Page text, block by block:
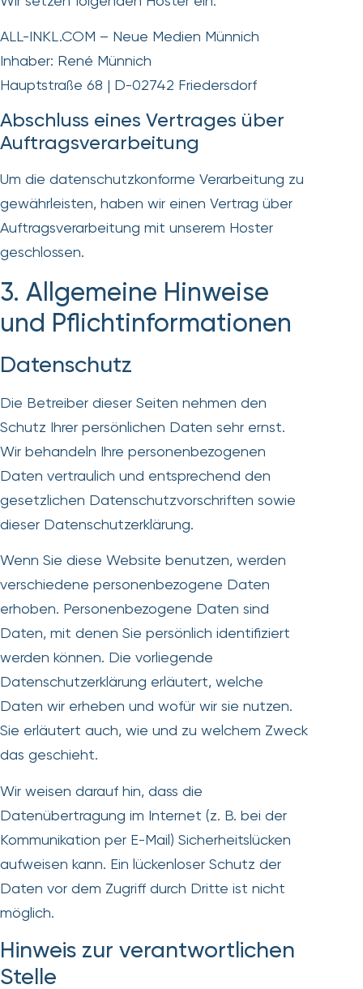
ALL-INKL.COM – Neue Medien Münnich
Inhaber: René Münnich
Hauptstraße 68 | D-02742 Friedersdorf
Abschluss eines Vertrages über
Auftragsverarbeitung
Um die datenschutzkonforme Verarbeitung zu
gewährleisten, haben wir einen Vertrag über
Auftragsverarbeitung mit unserem Hoster
geschlossen.
3. Allgemeine Hinweise
und Pflicht­informationen
Datenschutz
Die Betreiber dieser Seiten nehmen den
Schutz Ihrer persönlichen Daten sehr ernst.
Wir behandeln Ihre personenbezogenen
Daten vertraulich und entsprechend den
gesetzlichen Datenschutzvorschriften sowie
dieser Datenschutzerklärung.
Wenn Sie diese Website benutzen, werden
verschiedene personenbezogene Daten
erhoben. Personenbezogene Daten sind
Daten, mit denen Sie persönlich identifiziert
werden können. Die vorliegende
Datenschutzerklärung erläutert, welche
Daten wir erheben und wofür wir sie nutzen.
Sie erläutert auch, wie und zu welchem Zweck
das geschieht.
Wir weisen darauf hin, dass die
Datenübertragung im Internet (z. B. bei der
Kommunikation per E-Mail) Sicherheitslücken
aufweisen kann. Ein lückenloser Schutz der
Daten vor dem Zugriff durch Dritte ist nicht
möglich.
Hinweis zur verantwortlichen
Stelle